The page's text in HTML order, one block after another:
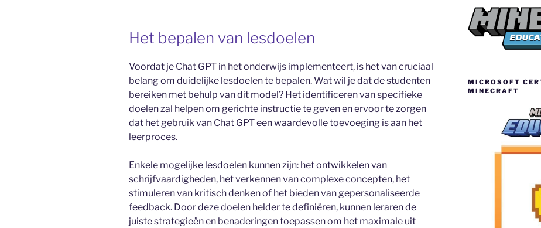
Het bepalen van lesdoelen
Voordat je Chat GPT in het onderwijs implementeert, is het van cruciaal
belang om duidelijke lesdoelen te bepalen. Wat wil je dat de studenten
bereiken met behulp van dit model? Het identificeren van specifieke
doelen zal helpen om gerichte instructie te geven en ervoor te zorgen
dat het gebruik van Chat GPT een waardevolle toevoeging is aan het
leerproces.
Enkele mogelijke lesdoelen kunnen zijn: het ontwikkelen van
schrijfvaardigheden, het verkennen van complexe concepten, het
stimuleren van kritisch denken of het bieden van gepersonaliseerde
feedback. Door deze doelen helder te definiëren, kunnen leraren de
juiste strategieën en benaderingen toepassen om het maximale uit
MICROSOFT
MINECRAFT